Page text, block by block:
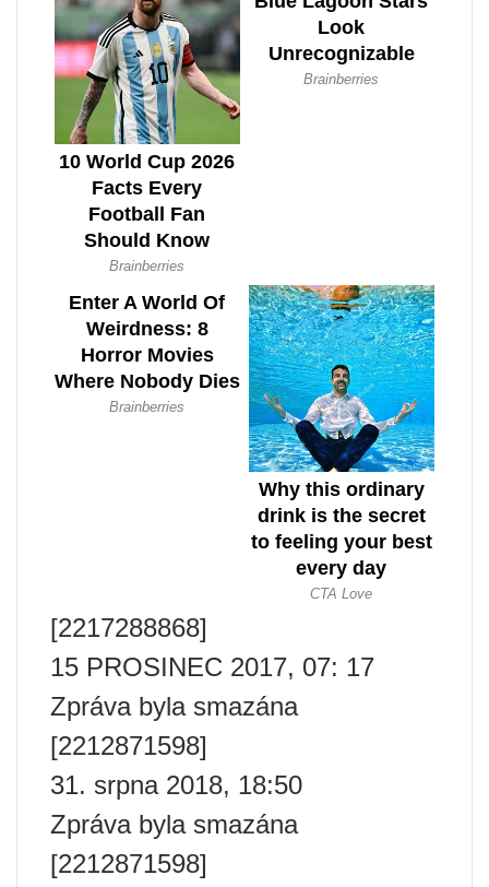
[2217288868]
15 PROSINEC 2017, 07: 17
Zpráva byla smazána
[2212871598]
31. srpna 2018, 18:50
Zpráva byla smazána
[2212871598]